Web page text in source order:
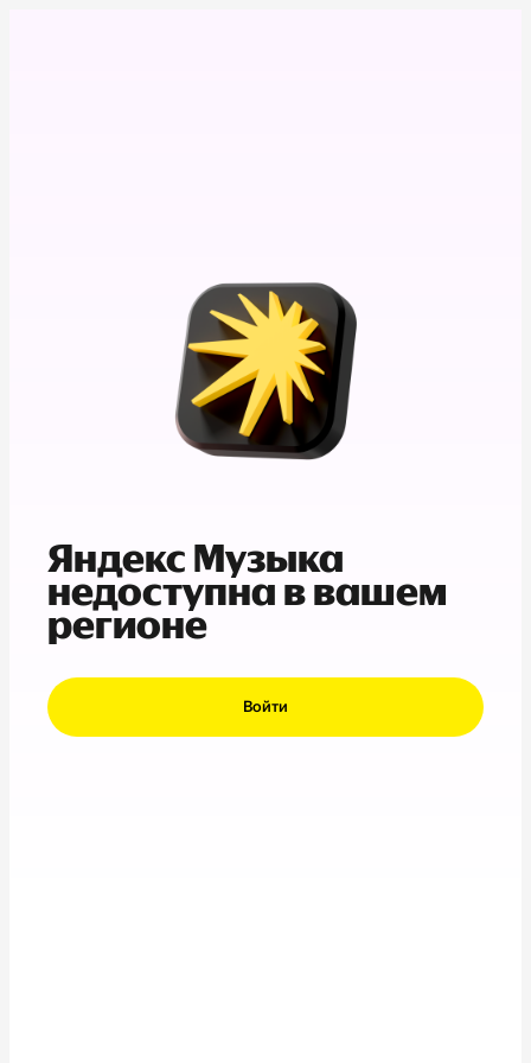
Яндекс Музыка
недоступна в вашем
регионе
Войти